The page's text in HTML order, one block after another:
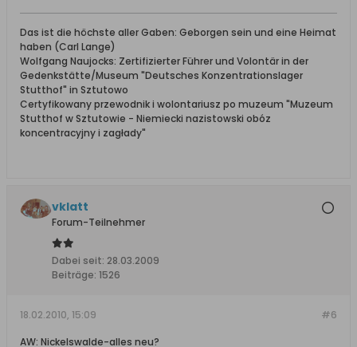
Das ist die höchste aller Gaben: Geborgen sein und eine Heimat
haben (Carl Lange)
Wolfgang Naujocks: Zertifizierter Führer und Volontär in der
Gedenkstätte/Museum "Deutsches Konzentrationslager
Stutthof" in Sztutowo
Certyfikowany przewodnik i wolontariusz po muzeum "Muzeum
Stutthof w Sztutowie - Niemiecki nazistowski obóz
koncentracyjny i zagłady"
vklatt
Forum-Teilnehmer
Dabei seit: 28.03.2009
Beiträge: 1526
#6
18.02.2010, 15:09
AW: Nickelswalde-alles neu?